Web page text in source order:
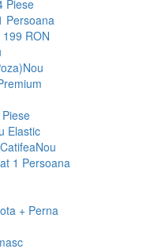
Piese
Persoana
RON
Nou
Elastic
Nou
1 Persoana
+ Perna